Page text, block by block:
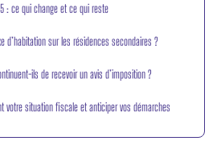
: ce qui change et ce qui reste
d’habitation sur les résidences secondaires ?
ils de recevoir un avis d’imposition ?
votre situation fiscale et anticiper vos démarches